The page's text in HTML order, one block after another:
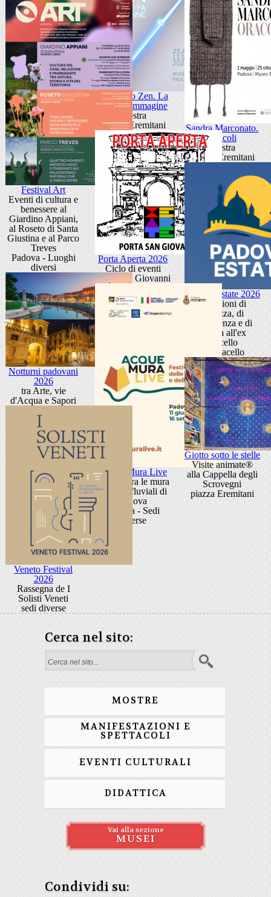
Giancarlo Zen. La
luce fa l'immagine
Mostra
Museo Eremitani
Sandra Marconato.
Oracoli
Mostra
Museo Eremitani
Festival Art
Eventi di cultura e
benessere al
Giardino Appiani,
al Roseto di Santa
Giustina e al Parco
Treves
Padova - Luoghi
diversi
Porta Aperta 2026
Ciclo di eventi
Porta San Giovanni
Padova Estate 2026
Occasioni di
bellezza, di
conoscenza e di
cultura all'ex
Macello
Ex Macello
Notturni padovani
2026
tra Arte, vie
d'Acqua e Sapori
Acque Mura Live
Festival tra le mura
e i porti fluviali di
Padova
Padova - Sedi
diverse
Giotto sotto le stelle
Visite animate®
alla Cappella degli
Scrovegni
piazza Eremitani
Veneto Festival
2026
Rassegna de I
Solisti Veneti
sedi diverse
Cerca nel sito:
Form di ricerca
MOSTRE
MANIFESTAZIONI E
SPETTACOLI
EVENTI CULTURALI
DIDATTICA
Vai alla sezione
MUSEI
Condividi su: